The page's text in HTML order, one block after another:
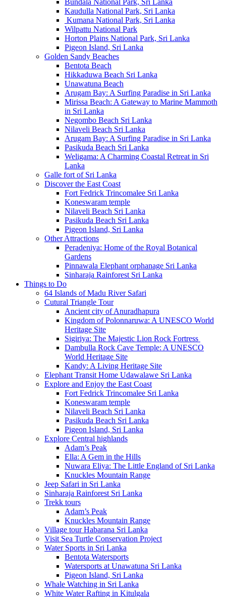
Bundala National Park, Sri Lanka
Kaudulla National Park, Sri Lanka
Kumana National Park, Sri Lanka
Wilpattu National Park
Horton Plains National Park, Sri Lanka
Pigeon Island, Sri Lanka
Golden Sandy Beaches
Bentota Beach
Hikkaduwa Beach Sri Lanka
Unawatuna Beach
Arugam Bay: A Surfing Paradise in Sri Lanka
Mirissa Beach: A Gateway to Marine Mammoth
in Sri Lanka
Negombo Beach Sri Lanka
Nilaveli Beach Sri Lanka
Arugam Bay: A Surfing Paradise in Sri Lanka
Pasikuda Beach Sri Lanka
Weligama: A Charming Coastal Retreat in Sri
Lanka
Galle fort of Sri Lanka
Discover the East Coast
Fort Fedrick Trincomalee Sri Lanka
Koneswaram temple
Nilaveli Beach Sri Lanka
Pasikuda Beach Sri Lanka
Pigeon Island, Sri Lanka
Other Attractions
Peradeniya: Home of the Royal Botanical
Gardens
Pinnawala Elephant orphanage Sri Lanka
Sinharaja Rainforest Sri Lanka
Things to Do
64 Islands of Madu River Safari
Cutural Triangle Tour
Ancient city of Anuradhapura
Kingdom of Polonnaruwa: A UNESCO World
Heritage Site
Sigiriya: The Majestic Lion Rock Fortress
Dambulla Rock Cave Temple: A UNESCO
World Heritage Site
Kandy: A Living Heritage Site
Elephant Transit Home Udawalawe Sri Lanka
Explore and Enjoy the East Coast
Fort Fedrick Trincomalee Sri Lanka
Koneswaram temple
Nilaveli Beach Sri Lanka
Pasikuda Beach Sri Lanka
Pigeon Island, Sri Lanka
Explore Central highlands
Adam’s Peak
Ella: A Gem in the Hills
Nuwara Eliya: The Little England of Sri Lanka
Knuckles Mountain Range
Jeep Safari in Sri Lanka
Sinharaja Rainforest Sri Lanka
Trekk tours
Adam’s Peak
Knuckles Mountain Range
Village tour Habarana Sri Lanka
Visit Sea Turtle Conservation Project
Water Sports in Sri Lanka
Bentota Watersports
Watersports at Unawatuna Sri Lanka
Pigeon Island, Sri Lanka
Whale Watching in Sri Lanka
White Water Rafting in Kitulgala